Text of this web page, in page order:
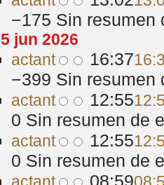
−175 Sin resumen
5 jun 2026
actant 16:37
−399 Sin resumen
actant 12:55
0 Sin resumen de
actant 12:55
0 Sin resumen de
08:59